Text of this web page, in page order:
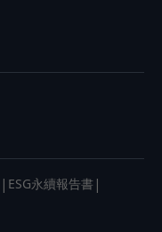
| ESG永續報告書 |